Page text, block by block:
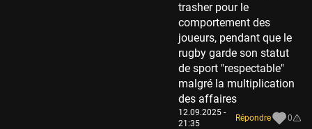
trasher pour le
comportement des
joueurs, pendant que le
rugby garde son statut
de sport "respectable"
malgré la multiplication
des affaires
12.09.2025 -
21:35
Répondre 0